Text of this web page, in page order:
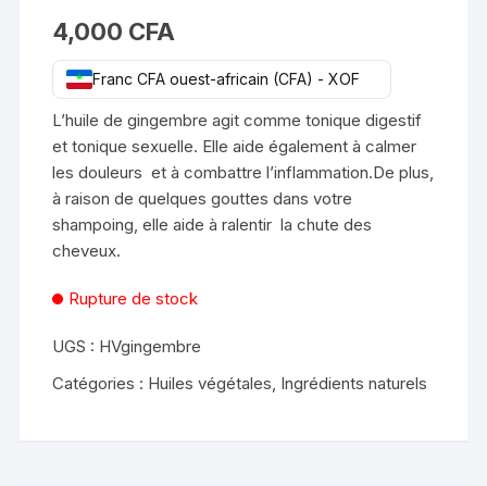
4,000 CFA
Franc CFA ouest-africain (CFA) - XOF
L’huile de gingembre agit comme tonique digestif
et tonique sexuelle. Elle aide également à calmer
les douleurs et à combattre l’inflammation.De plus,
à raison de quelques gouttes dans votre
shampoing, elle aide à ralentir la chute des
cheveux.
Rupture de stock
UGS : HVgingembre
Catégories : Huiles végétales, Ingrédients naturels